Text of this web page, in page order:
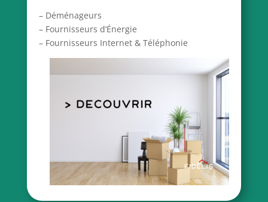
– Déménageurs
– Fournisseurs d’Énergie
– Fournisseurs Internet & Téléphonie